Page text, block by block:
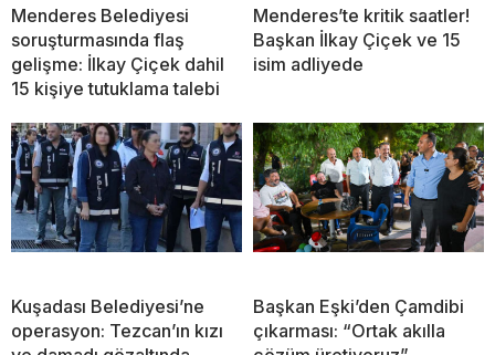
Menderes Belediyesi
soruşturmasında flaş
gelişme: İlkay Çiçek dahil
15 kişiye tutuklama talebi
Menderes’te kritik saatler!
Başkan İlkay Çiçek ve 15
isim adliyede
Kuşadası Belediyesi’ne
operasyon: Tezcan’ın kızı
Başkan Eşki’den Çamdibi
çıkarması: “Ortak akılla